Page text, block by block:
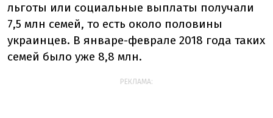
льготы или социальные выплаты получали
7,5 млн семей, то есть около половины
украинцев. В январе-феврале 2018 года таких
семей было уже 8,8 млн.
РЕКЛАМА: